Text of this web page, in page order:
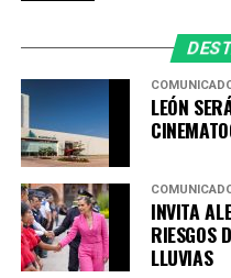
LEÓN
INVITA
RIESGOS
LLUVIAS